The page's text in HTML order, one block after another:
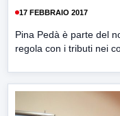
17 FEBBRAIO 2017
Pina Pedà è parte del
regola con i tributi nei